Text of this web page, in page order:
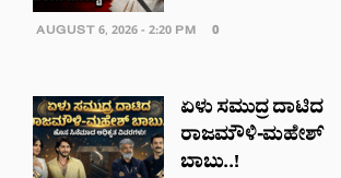
AUGUST 6, 2026 - 2:20 PM 0
ಏಳು ಸಮುದ್ರ ದಾಟಿದ
ರಾಜಮೌಳಿ-ಮಹೇಶ್
ಬಾಬು..!